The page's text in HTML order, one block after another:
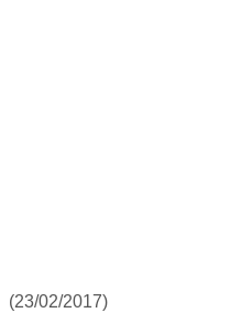
(23/02/2017)